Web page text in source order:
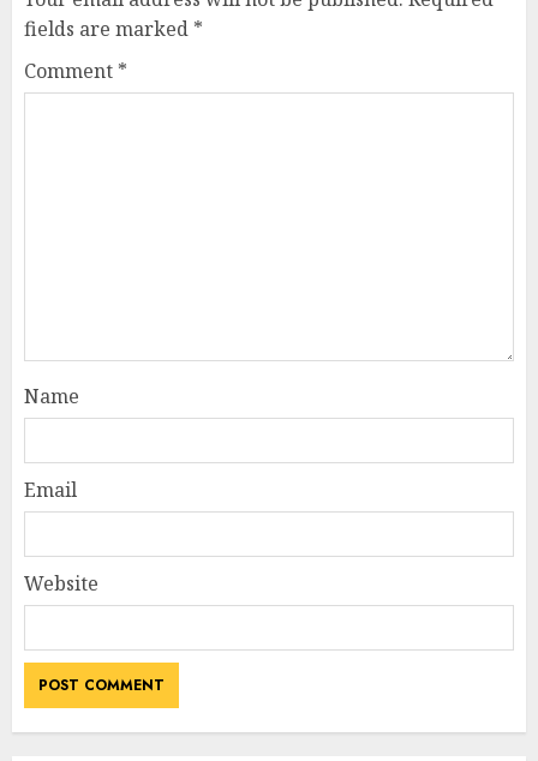
fields are marked *
Comment *
Name
Email
Website